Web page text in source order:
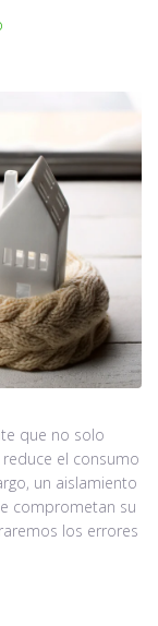
que no solo
el consumo
un aislamiento
comprometan su
los errores